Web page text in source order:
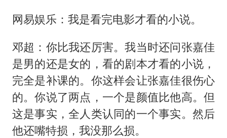
网易娱乐：我是看完电影才看的小说。
邓超：你比我还厉害。我当时还问张嘉佳
是男的还是女的，看的剧本才看的小说，
完全是补课的。你这样会让张嘉佳很伤心
的。你说了两点，一个是颜值比他高。但
这是事实，全人类认同的一个事实。然后
他还嘴特损，我没那么损。